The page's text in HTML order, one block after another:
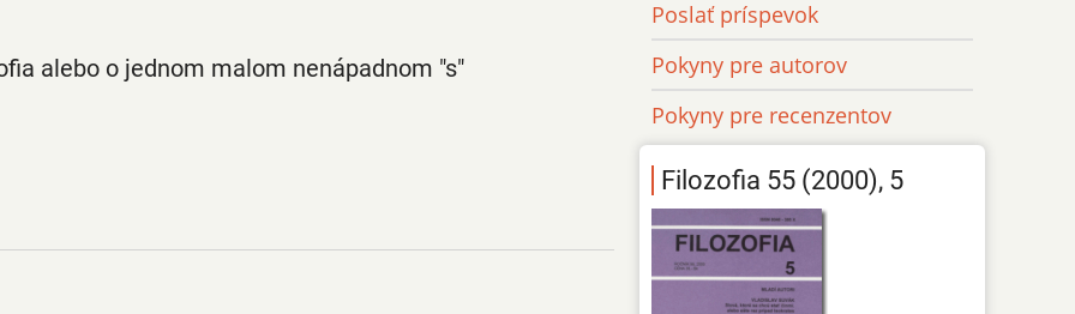
alebo o jednom malom nenápadnom "s"
Poslať príspevok
Pokyny pre autorov
Pokyny pre recenzentov
Filozofia 55 (2000), 5